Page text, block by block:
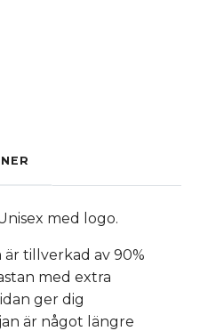
med logo.
tillverkad av 90%
med extra
ger dig
är något längre